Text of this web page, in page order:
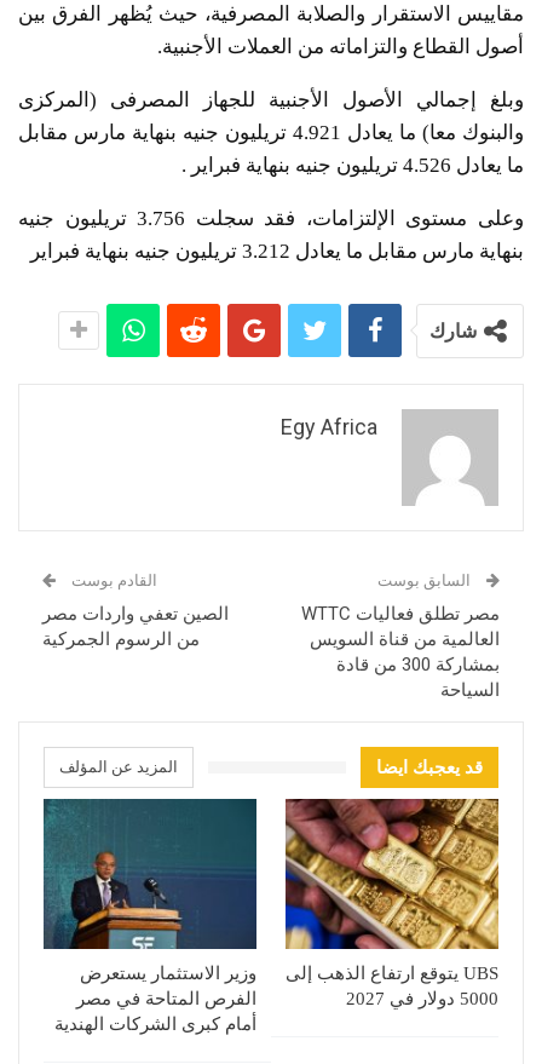
مقاييس الاستقرار والصلابة المصرفية، حيث يُظهر الفرق بين
أصول القطاع والتزاماته من العملات الأجنبية.
وبلغ إجمالي الأصول الأجنبية للجهاز المصرفى (المركزى
والبنوك معا) ما يعادل 4.921 تريليون جنيه بنهاية مارس مقابل
ما يعادل 4.526 تريليون جنيه بنهاية فبراير .
وعلى مستوى الإلتزامات، فقد سجلت 3.756 تريليون جنيه
بنهاية مارس مقابل ما يعادل 3.212 تريليون جنيه بنهاية فبراير
شارك
Egy Africa
السابق بوست
مصر تطلق فعاليات WTTC
العالمية من قناة السويس
بمشاركة 300 من قادة
السياحة
القادم بوست
الصين تعفي واردات مصر
من الرسوم الجمركية
قد يعجبك ايضا المزيد عن المؤلف
UBS يتوقع ارتفاع الذهب إلى
5000 دولار في 2027
وزير الاستثمار يستعرض
الفرص المتاحة في مصر
أمام كبرى الشركات الهندية